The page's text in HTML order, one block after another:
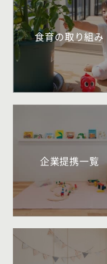
食育の取り組み
企業提携一覧